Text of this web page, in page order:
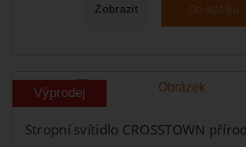
Zobrazit Do košíku
Výprodej
Stropní svítidlo CROSSTOWN